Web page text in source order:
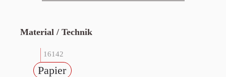
Material / Technik
16142
Papier